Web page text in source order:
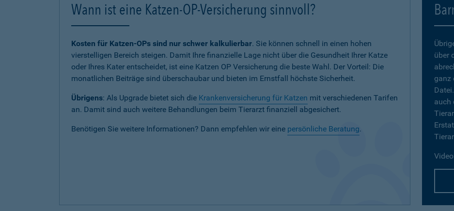
Wann ist eine Katzen-OP-Versicherung sinnvoll?
Kosten für Katzen-OPs sind nur schwer kalkulierbar. Sie können schnell in einen hohen
vierstelligen Bereich steigen. Damit Ihre finanzielle Lage nicht über die Gesundheit Ihrer Katze
oder Ihres Kater entscheidet, ist eine Katzen OP Versicherung die beste Wahl. Der Vorteil: Die
monatlichen Beiträge sind überschaubar und bieten im Ernstfall höchste Sicherheit.
Übrigens: Als Upgrade bietet sich die Krankenversicherung für Katzen mit verschiedenen Tarifen
an. Damit sind auch weitere Behandlungen beim Tierarzt finanziell abgesichert.
Benötigen Sie weitere Informationen? Dann empfehlen wir eine persönliche Beratung.
über
ganz
auch